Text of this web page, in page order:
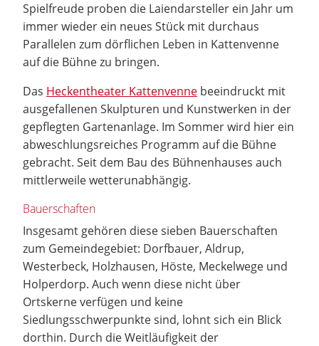
Spielfreude proben die Laiendarsteller ein Jahr um
immer wieder ein neues Stück mit durchaus
Parallelen zum dörflichen Leben in Kattenvenne
auf die Bühne zu bringen.
Das Heckentheater Kattenvenne beeindruckt mit
ausgefallenen Skulpturen und Kunstwerken in der
gepflegten Gartenanlage. Im Sommer wird hier ein
abweschlungsreiches Programm auf die Bühne
gebracht. Seit dem Bau des Bühnenhauses auch
mittlerweile wetterunabhängig.
Bauerschaften
Insgesamt gehören diese sieben Bauerschaften
zum Gemeindegebiet: Dorfbauer, Aldrup,
Westerbeck, Holzhausen, Höste, Meckelwege und
Holperdorp. Auch wenn diese nicht über
Ortskerne verfügen und keine
Siedlungsschwerpunkte sind, lohnt sich ein Blick
dorthin. Durch die Weitläufigkeit der